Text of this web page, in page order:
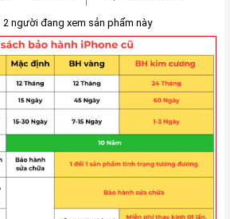
2 người đang xem sản phẩm này